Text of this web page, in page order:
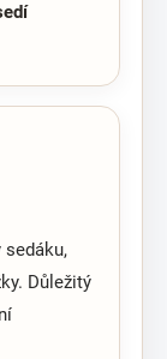
sedáku,
Důležitý